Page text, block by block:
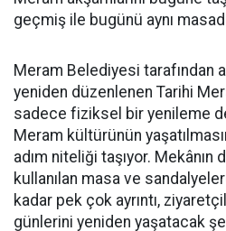
geçmiş ile bugünü aynı
Meram Belediyesi tarafından
yeniden düzenlenen Tarihi
sadece fiziksel bir yenileme
Meram kültürünün
adım niteliği taşıyor.
kullanılan masa ve
kadar pek çok ayrıntı,
günlerini yeniden yaşatacak